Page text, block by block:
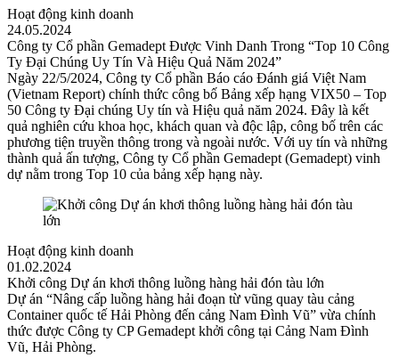
Hoạt động kinh doanh
24.05.2024
Công ty Cổ phần Gemadept Được Vinh Danh Trong “Top 10 Công
Ty Đại Chúng Uy Tín Và Hiệu Quả Năm 2024”
Ngày 22/5/2024, Công ty Cổ phần Báo cáo Đánh giá Việt Nam
(Vietnam Report) chính thức công bố Bảng xếp hạng VIX50 – Top
50 Công ty Đại chúng Uy tín và Hiệu quả năm 2024. Đây là kết
quả nghiên cứu khoa học, khách quan và độc lập, công bố trên các
phương tiện truyền thông trong và ngoài nước. Với uy tín và những
thành quả ấn tượng, Công ty Cổ phần Gemadept (Gemadept) vinh
dự nằm trong Top 10 của bảng xếp hạng này.
Hoạt động kinh doanh
01.02.2024
Khởi công Dự án khơi thông luồng hàng hải đón tàu lớn
Dự án “Nâng cấp luồng hàng hải đoạn từ vũng quay tàu cảng
Container quốc tế Hải Phòng đến cảng Nam Đình Vũ” vừa chính
thức được Công ty CP Gemadept khởi công tại Cảng Nam Đình
Vũ, Hải Phòng.